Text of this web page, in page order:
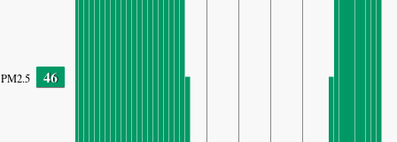
PM2.5 46